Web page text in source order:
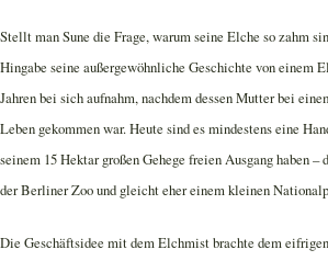
Stellt man Sune die Frage, warum seine Elche so zahm
Hingabe seine außergewöhnliche Geschichte von einem
Jahren bei sich aufnahm, nachdem dessen Mutter bei
Leben gekommen war. Heute sind es mindestens eine
seinem 15 Hektar großen Gehege freien Ausgang haben –
der Berliner Zoo und gleicht eher einem kleinen
Die Geschäftsidee mit dem Elchmist brachte dem